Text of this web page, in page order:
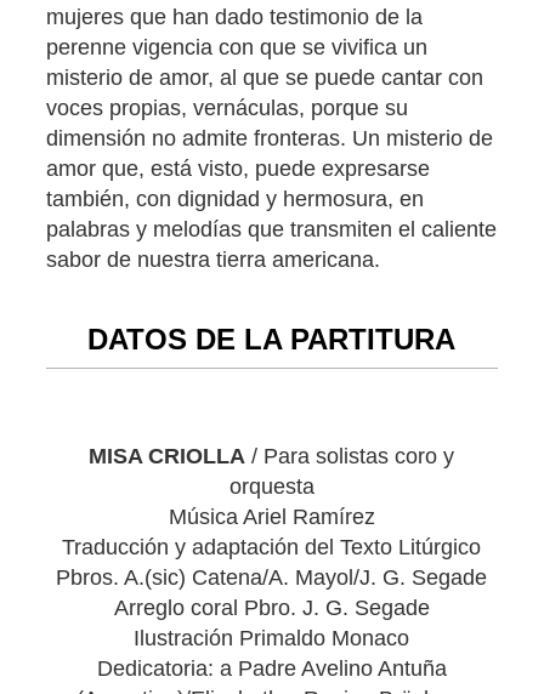
mujeres que han dado testimonio de la
perenne vigencia con que se vivifica un
misterio de amor, al que se puede cantar con
voces propias, vernáculas, porque su
dimensión no admite fronteras. Un misterio de
amor que, está visto, puede expresarse
también, con dignidad y hermosura, en
palabras y melodías que transmiten el caliente
sabor de nuestra tierra americana.
DATOS DE LA PARTITURA
MISA CRIOLLA / Para solistas coro y
orquesta
Música Ariel Ramírez
Traducción y adaptación del Texto Litúrgico
Pbros. A.(sic) Catena/A. Mayol/J. G. Segade
Arreglo coral Pbro. J. G. Segade
Ilustración Primaldo Monaco
Dedicatoria: a Padre Avelino Antuña